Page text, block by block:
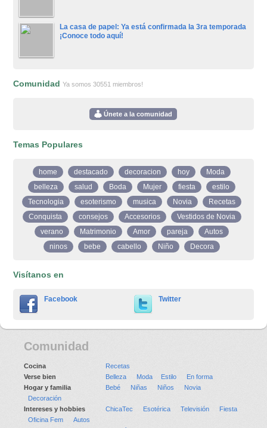
La casa de papel: Ya está confirmada la 3ra temporada
¡Conoce todo aquí!
ComunidadYa somos 30551 miembros!
Únete a la comunidad
Temas Populares
home destacado decoracion hoy
Moda
belleza
salud Boda Mujer fiesta
estilo
Tecnologia
esoterismo musica Novia
Recetas
Conquista
consejos Accesorios
Vestidos de Novia
verano
Matrimonio Amor pareja
Autos
ninos
bebe cabello Niño Decora
Visítanos en
Facebook Twitter
Comunidad
Cocina
Recetas
Verse bien
Belleza Moda Estilo
En forma
Hogar y familia
Bebé Niñas Niños
Novia
Decoración
Intereses y hobbies
ChicaTec Esotérica Televisión
Fiesta
Oficina Fem
Autos